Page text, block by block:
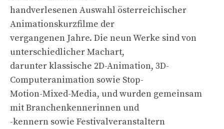
handverlesenen Auswahl österreichischer
Animationskurzfilme der
vergangenen Jahre. Die neun Werke sind von
unterschiedlicher Machart,
darunter klassische 2D-Animation, 3D-
Computeranimation sowie Stop-
Motion-Mixed-Media, und wurden gemeinsam
mit Branchenkennerinnen und
-kennern sowie Festivalveranstaltern